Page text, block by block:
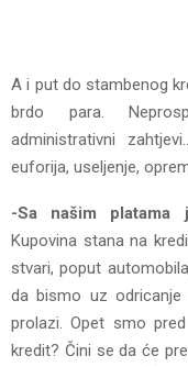
A i put do stambenog
brdo para.
administrativni
euforija, useljenje,
-Sa našim platama
Kupovina stana na
stvari, poput
da bismo uz
prolazi. Opet smo
kredit? Čini se da će